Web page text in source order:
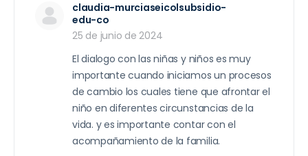
claudia-murciaseicolsubsidio-
edu-co
25 de junio de 2024
El dialogo con las niñas y niños es muy
importante cuando iniciamos un procesos
de cambio los cuales tiene que afrontar el
niño en diferentes circunstancias de la
vida. y es importante contar con el
acompañamiento de la familia.